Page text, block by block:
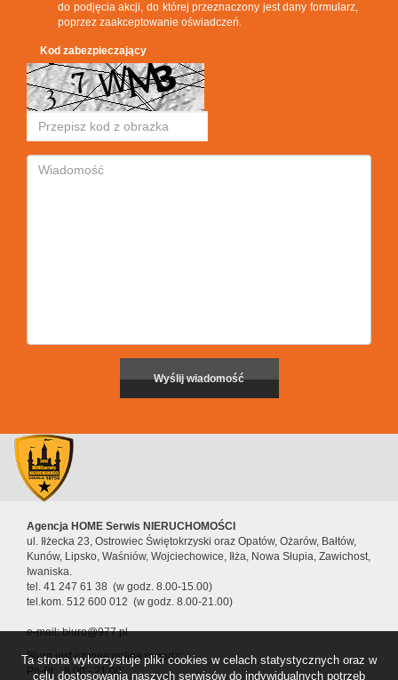
do podjęcia akcji, do której przeznaczony jest dany formularz,
poprzez zaakceptowanie oświadczeń.
Kod zabezpieczający
Agencja HOME Serwis NIERUCHOMOŚCI
ul. Iłżecka 23, Ostrowiec Świętokrzyski oraz Opatów, Ożarów, Bałtów,
Kunów, Lipsko, Waśniów, Wojciechowice, Iłża, Nowa Słupia, Zawichost,
Iwaniska.
tel. 41 247 61 38 (w godz. 8.00-15.00)
tel.kom. 512 600 012 (w godz. 8.00-21.00)
e-mail: biuro@977.pl
Biuro jest czynne online w godz:
Pn-Pt: 8.00 - 21.00
Ta strona wykorzystuje pliki cookies w celach statystycznych oraz w
celu dostosowania naszych serwisów do indywidualnych potrzeb